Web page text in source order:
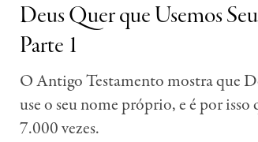
Deus Quer que Usemos
Parte 1
O Antigo Testamento mostra que
use o seu nome próprio, e é por isso
7.000 vezes.